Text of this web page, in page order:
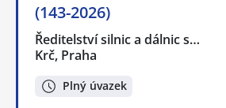
(143-2026)
Ředitelství silnic a dálnic s…
Krč, Praha
Plný úvazek